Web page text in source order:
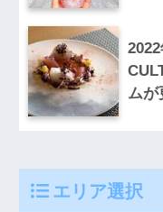
ムが
エリア選択